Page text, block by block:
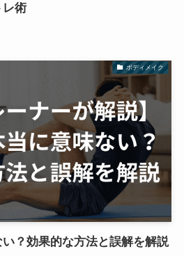
レ術
ボディメイク
？効果的な方法と誤解を解説